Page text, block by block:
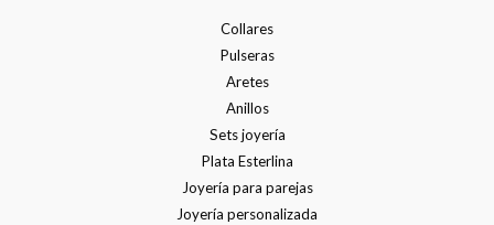
Collares
Pulseras
Aretes
Anillos
Sets joyería
Plata Esterlina
Joyería para parejas
Joyería personalizada